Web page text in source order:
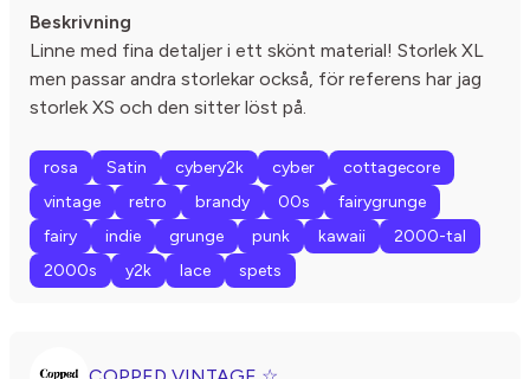
Beskrivning
Linne med fina detaljer i ett skönt material! Storlek XL
men passar andra storlekar också, för referens har jag
storlek XS och den sitter löst på.
rosa Satin cybery2k cyber
cottagecore
vintage
retro brandy 00s
fairygrunge
fairy
indie grunge punk kawaii
2000-tal
2000s
y2k lace spets